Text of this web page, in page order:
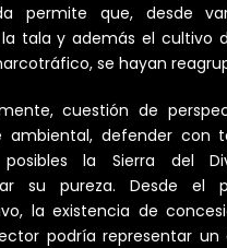
permite que, desde
tala y además el cultivo
se hayan
cuestión de
ambiental, defender con
posibles la Sierra del
su pureza. Desde el
la existencia de
podría representar un